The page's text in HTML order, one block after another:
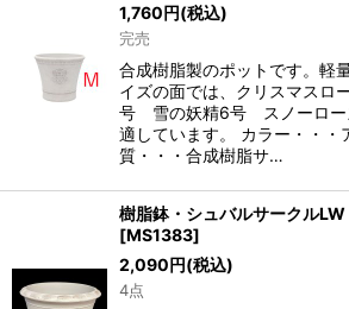
1,760円(税込)
完売
合成樹脂製のポットです。軽
イズの面では、クリスマス
号 雪の妖精6号 スノーロ
適しています。 カラー・・・
質・・・合成樹脂サ…
樹脂鉢・シュバルサークルLW
[MS1383]
2,090円(税込)
4点